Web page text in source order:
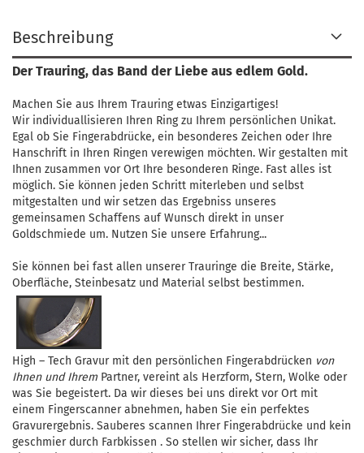
Beschreibung
Der Trauring, das Band der Liebe aus edlem Gold.
Machen Sie aus Ihrem Trauring etwas Einzigartiges!
Wir individuallisieren Ihren Ring zu Ihrem persönlichen Unikat.
Egal ob Sie Fingerabdrücke, ein besonderes Zeichen oder Ihre
Hanschrift in Ihren Ringen verewigen möchten. Wir gestalten mit
Ihnen zusammen vor Ort Ihre besonderen Ringe. Fast alles ist
möglich. Sie können jeden Schritt miterleben und selbst
mitgestalten und wir setzen das Ergebniss unseres
gemeinsamen Schaffens auf Wunsch direkt in unser
Goldschmiede um. Nutzen Sie unsere Erfahrung...
Sie können bei fast allen unserer Trauringe die Breite, Stärke,
Oberfläche, Steinbesatz und Material selbst bestimmen.
High – Tech Gravur mit den persönlichen Fingerabdrücken von
Ihnen und Ihrem Partner, vereint als Herzform, Stern, Wolke oder
was Sie begeistert. Da wir dieses bei uns direkt vor Ort mit
einem Fingerscanner abnehmen, haben Sie ein perfektes
Gravurergebnis. Sauberes scannen Ihrer Fingerabdrücke und kein
geschmier durch Farbkissen . So stellen wir sicher, dass Ihr